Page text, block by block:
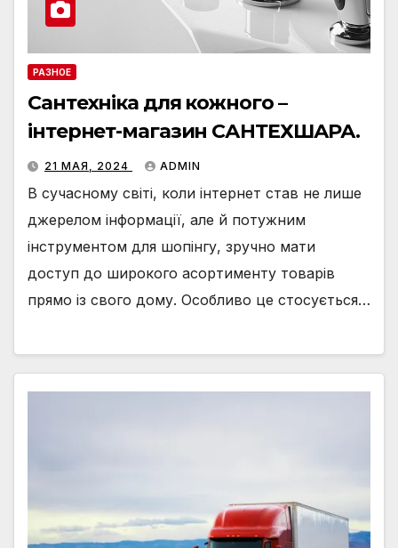
РАЗНОЕ
Сантехніка для кожного –
інтернет-магазин САНТЕХШАРА.
21 МАЯ, 2024 ADMIN
В сучасному світі, коли інтернет став не лише
джерелом інформації, але й потужним
інструментом для шопінгу, зручно мати
доступ до широкого асортименту товарів
прямо із свого дому. Особливо це стосується…